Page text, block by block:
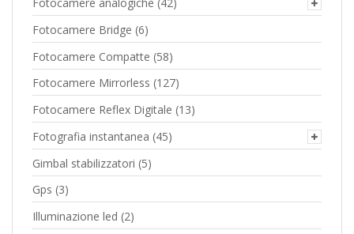
Fotocamere Bridge (6)
Fotocamere Compatte (58)
Fotocamere Mirrorless (127)
Fotocamere Reflex Digitale (13)
Fotografia instantanea (45)
Gimbal stabilizzatori (5)
Gps (3)
Illuminazione led (2)